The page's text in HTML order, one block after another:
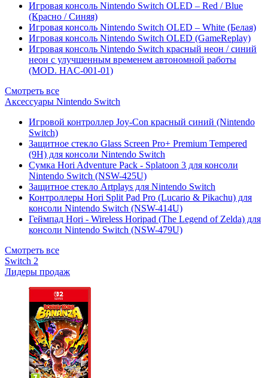
Игровая консоль Nintendo Switch OLED – Red / Blue
(Красно / Синяя)
Игровая консоль Nintendo Switch OLED – White (Белая)
Игровая консоль Nintendo Switch OLED (GameReplay)
Игровая консоль Nintendo Switch красный неон / синий
неон с улучшенным временем автономной работы
(MOD. HAC-001-01)
Смотреть все
Аксессуары Nintendo Switch
Игровой контроллер Joy-Con красный синий (Nintendo
Switch)
Защитное стекло Glass Screen Pro+ Premium Tempered
(9H) для консоли Nintendo Switch
Сумка Hori Adventure Pack - Splatoon 3 для консоли
Nintendo Switch (NSW-425U)
Защитное стекло Artplays для Nintendo Switch
Контроллеры Hori Split Pad Pro (Lucario & Pikachu) для
консоли Nintendo Switch (NSW-414U)
Геймпад Hori - Wireless Horipad (The Legend of Zelda) для
консоли Nintendo Switch (NSW-479U)
Смотреть все
Switch 2
Лидеры продаж